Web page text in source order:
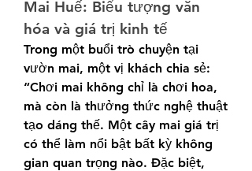
Mai Huế: Biểu tượng văn
hóa và giá trị kinh tế
Trong một buổi trò chuyện tại
vườn mai, một vị khách chia sẻ:
“Chơi mai không chỉ là chơi hoa,
mà còn là thưởng thức nghệ thuật
tạo dáng thế. Một cây mai giá trị
có thể làm nổi bật bất kỳ không
gian quan trọng nào. Đặc biệt,